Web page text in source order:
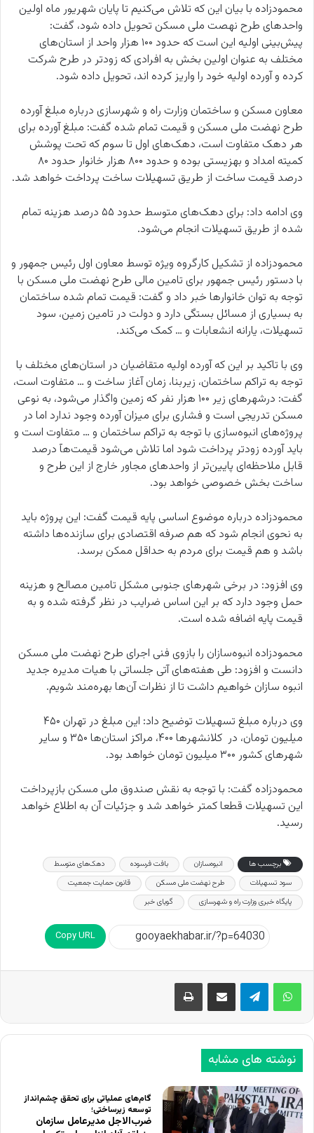
محمودزاده با بیان این که تلاش می‌کنیم تا پایان شهریور ماه اولین
واحدهای طرح نهصت ملی مسکن تحویل داده شود، گفت:
پیش‌بینی اولیه این است که حدود ۱۰۰ هزار واحد از استان‌های
مختلف به عنوان اولین بخش به افرادی که زودتر در طرح شرکت
کرده و آورده اولیه خود را واریز کرده اند، تحویل داده شود.
معاون مسکن و ساختمان وزارت راه و شهرسازی درباره مبلغ آورده
طرح نهضت ملی مسکن و قیمت تمام شده گفت: مبلغ آورده برای
هر دهک متفاوت است، دهک‌های اول تا سوم که تحت پوشش
کمیته امداد و بهزیستی بوده و حدود ۸۰۰ هزار خانوار حدود ۸۰
درصد قیمت ساخت از طریق تسهیلات ساخت پرداخت خواهد شد.
وی ادامه داد: برای دهک‌های متوسط حدود ۵۵ درصد هزینه‌ تمام
شده از طریق تسهیلات انجام می‌شود.
محمودزاده از تشکیل کارگروه ویژه توسط معاون اول رئیس جمهور و
با دستور رئیس جمهور برای تامین مالی طرح نهضت ملی مسکن با
توجه به توان خانوارها خبر داد و گفت: قیمت تمام شده ساختمان
به بسیاری از مسائل بستگی دارد و دولت در تامین زمین، سود
تسهیلات، یارانه انشعابات و … کمک می‌کند.
وی با تاکید بر این که آورده اولیه متقاضیان در استان‌های مختلف با
توجه به تراکم ساختمان، زیربنا، زمان آغاز ساخت و … متفاوت است،
گفت: درشهرهای زیر ۱۰۰ هزار نفر که زمین واگذار می‌شود، به نوعی
مسکن تدریجی است و فشاری برای میزان آورده وجود ندارد اما در
پروژه‌های انبوه‌سازی با توجه به تراکم ساختمان و … متفاوت است و
باید آورده زودتر پرداخت شود اما تلاش می‌شود قیمت‌هآ درصد
قابل ملاحظه‌ای پایین‌تر از واحدهای مجاور خارج از این طرح و
ساخت بخش خصوصی خواهد بود.
محمودزاده درباره موضوع اساسی پایه قیمت گفت: این پروژه باید
به نحوی انجام شود که هم صرفه اقتصادی برای سازنده‌ها داشته
باشد و هم قیمت برای مردم به حداقل ممکن برسد.
وی افزود: در برخی شهرهای جنوبی مشکل تامین مصالح و هزینه
حمل وجود دارد که بر این اساس ضرایب در نظر گرفته شده و به
قیمت پایه اضافه شده است.
محمودزاده انبوه‌سازان را بازوی فنی اجرای طرح نهضت ملی مسکن
دانست و افزود: طی هفته‌های آتی جلساتی با هیات مدیره جدید
انبوه سازان خواهیم داشت تا از نظرات آن‌ها بهره‌مند شویم‌.
وی درباره مبلغ تسهیلات توضیح داد: این مبلغ در تهران ۴۵۰
میلیون تومان، در کلانشهرها ۴۰۰، مراکز استان‌ها ۳۵۰ و سایر
شهرهای کشور ۳۰۰ میلیون تومان خواهد بود.
محمودزاده گفت: با توجه به نقش صندوق ملی مسکن بازپرداخت
این تسهیلات قطعا کمتر خواهد شد و جزئیات آن به اطلاع خواهد
رسید.
برچسب ها انبوه‌سازان بافت فرسوده
دهک‌های متوسط
سود تسهیلات
طرح نهضت ملی مسکن
قانون حمایت جمعیت
پایگاه خبری وزارت راه و شهرسازی
گویای خبر
Copy URL
اشتراک گذاری از طریق ایمیل چاپ
نوشته های مشابه
گام‌های عملیاتی برای تحقق چشم‌انداز
توسعه زیرساختی؛
ضرب‌الاجل مدیرعامل سازمان